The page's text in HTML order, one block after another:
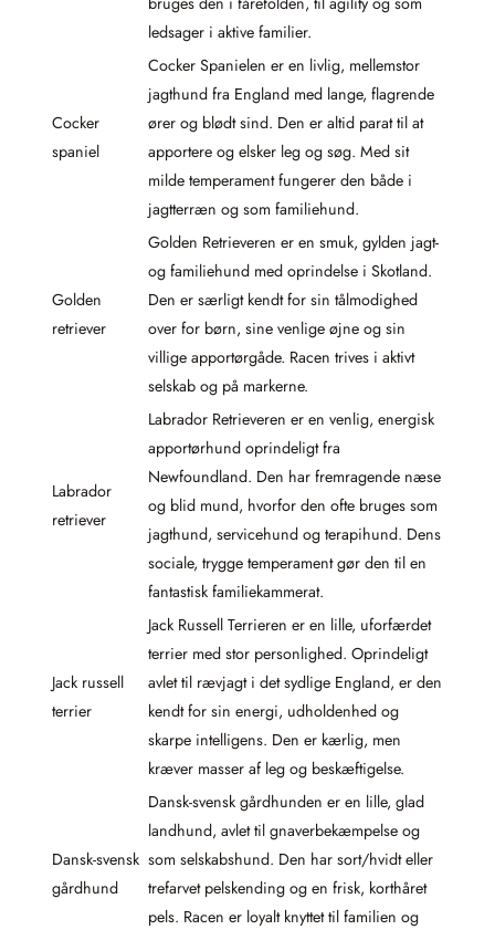
ledsager i aktive familier.
Cocker
spaniel
Cocker Spanielen er en livlig, mellemstor
jagthund fra England med lange, flagrende
ører og blødt sind. Den er altid parat til at
apportere og elsker leg og søg. Med sit
milde temperament fungerer den både i
jagtterræn og som familiehund.
Golden
retriever
Golden Retrieveren er en smuk, gylden jagt-
og familiehund med oprindelse i Skotland.
Den er særligt kendt for sin tålmodighed
over for børn, sine venlige øjne og sin
villige apportørgåde. Racen trives i aktivt
selskab og på markerne.
Labrador
retriever
Labrador Retrieveren er en venlig, energisk
apportørhund oprindeligt fra
Newfoundland. Den har fremragende næse
og blid mund, hvorfor den ofte bruges som
jagthund, service­hund og terapihund. Dens
sociale, trygge temperament gør den til en
fantastisk familie­kammerat.
Jack russell
terrier
Jack Russell Terrieren er en lille, uforfærdet
terrier med stor personlighed. Oprindeligt
avlet til rævjagt i det sydlige England, er den
kendt for sin energi, udholdenhed og
skarpe intelligens. Den er kærlig, men
kræver masser af leg og beskæftigelse.
Dansk-svensk
gårdhund
Dansk-svensk gårdhunden er en lille, glad
land­hund, avlet til gnaver­bekæmpelse og
som selskabs­hund. Den har sort/hvidt eller
trefarvet pelskending og en frisk, korthåret
pels. Racen er loyalt knyttet til familien og